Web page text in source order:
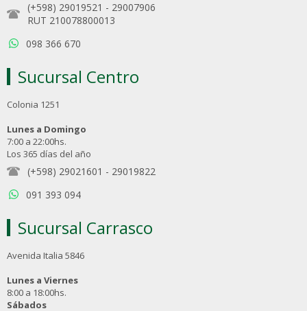
(+598) 29019521 - 29007906
RUT 210078800013
098 366 670
Sucursal Centro
Colonia 1251
Lunes a Domingo
7:00 a 22:00hs.
Los 365 días del año
(+598) 29021601 - 29019822
091 393 094
Sucursal Carrasco
Avenida Italia 5846
Lunes a Viernes
8:00 a 18:00hs.
Sábados